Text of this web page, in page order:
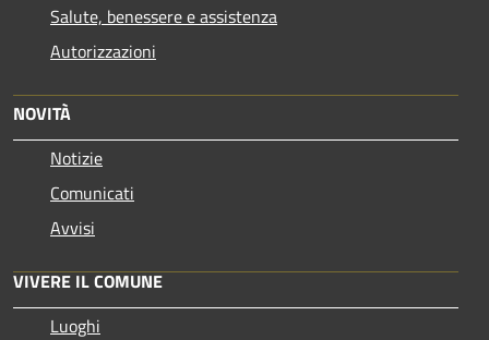
Salute, benessere e assistenza
Autorizzazioni
NOVITÀ
Notizie
Comunicati
Avvisi
VIVERE IL COMUNE
Luoghi